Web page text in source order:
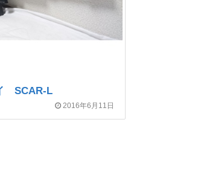
SCAR-L
2016年6月11日